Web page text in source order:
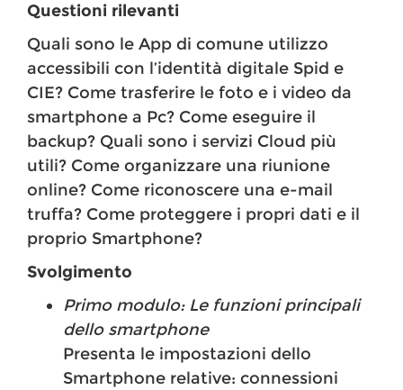
Questioni rilevanti
Quali sono le App di comune utilizzo
accessibili con l’identità digitale Spid e
CIE? Come trasferire le foto e i video da
smartphone a Pc? Come eseguire il
backup? Quali sono i servizi Cloud più
utili? Come organizzare una riunione
online? Come riconoscere una e-mail
truffa? Come proteggere i propri dati e il
proprio Smartphone?
Svolgimento
Primo modulo: Le funzioni principali
dello smartphone
Presenta le impostazioni dello
Smartphone relative: connessioni